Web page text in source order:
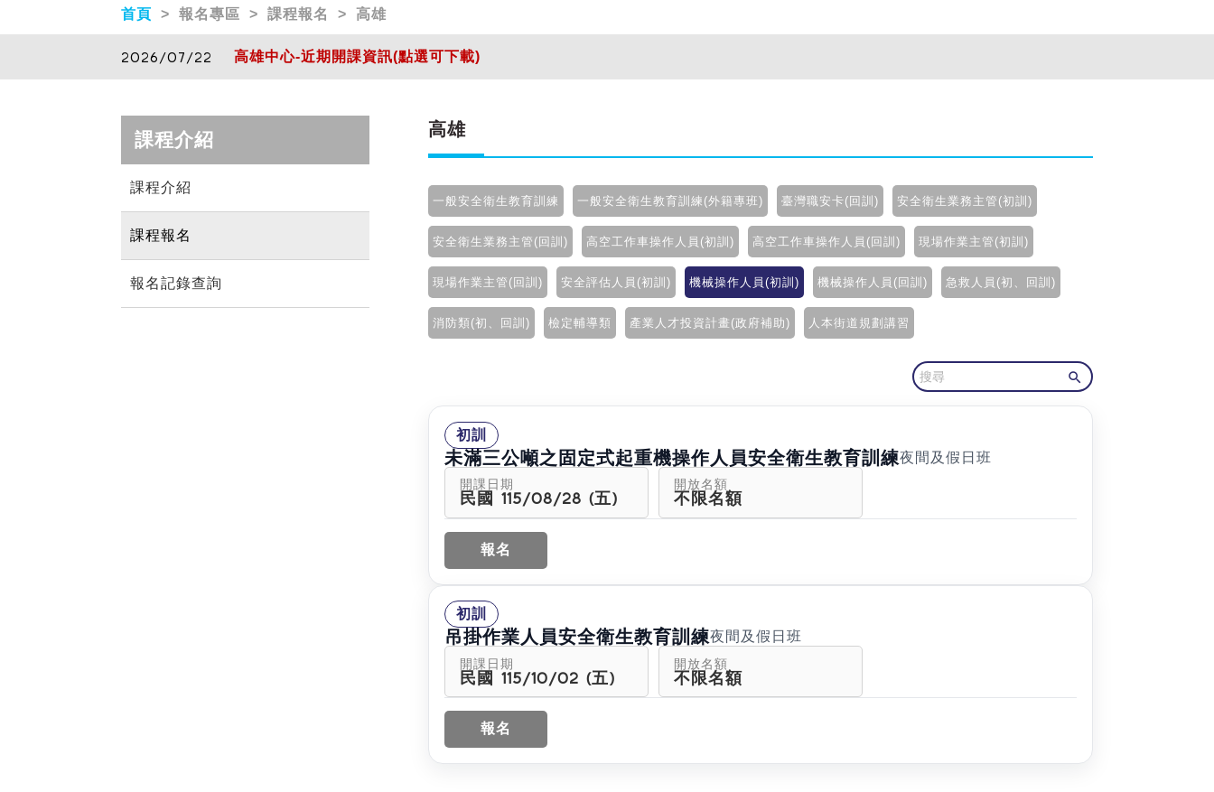
首頁 > 報名專區 > 課程報名 > 高雄
2026/07/22 高雄中心-近期開課資訊(點選可下載)
課程介紹
課程介紹
課程報名
報名記錄查詢
高雄
一般安全衛生教育訓練 一般安全衛生教育訓練(外籍專班) 臺灣職安卡(回訓) 安全衛生業務主管(初訓)
安全衛生業務主管(回訓) 高空工作車操作人員(初訓) 高空工作車操作人員(回訓) 現場作業主管(初訓)
現場作業主管(回訓) 安全評估人員(初訓) 機械操作人員(初訓) 機械操作人員(回訓) 急救人員(初、回訓)
消防類(初、回訓) 檢定輔導類 產業人才投資計畫(政府補助) 人本街道規劃講習

初訓
未滿三公噸之固定式起重機操作人員安全衛生教育訓練夜間及假日班
開課日期
民國 115/08/28 (五)
開放名額
不限名額
報名
初訓
吊掛作業人員安全衛生教育訓練夜間及假日班
開課日期
民國 115/10/02 (五)
開放名額
不限名額
報名
記住帳號
記住帳號